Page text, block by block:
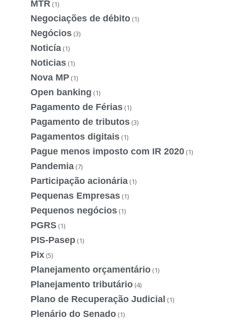
MTR (1)
Negociações de débito (1)
Negócios (3)
Noticía (1)
Noticias (1)
Nova MP (1)
Open banking (1)
Pagamento de Férias (1)
Pagamento de tributos (3)
Pagamentos digitais (1)
Pague menos imposto com IR 2020 (1)
Pandemia (7)
Participação acionária (1)
Pequenas Empresas (1)
Pequenos negócios (1)
PGRS (1)
PIS-Pasep (1)
Pix (5)
Planejamento orçamentário (1)
Planejamento tributário (4)
Plano de Recuperação Judicial (1)
Plenário do Senado (1)